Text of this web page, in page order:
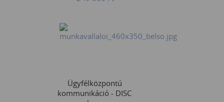
Ügyfélközpontú
kommunikáció - DISC